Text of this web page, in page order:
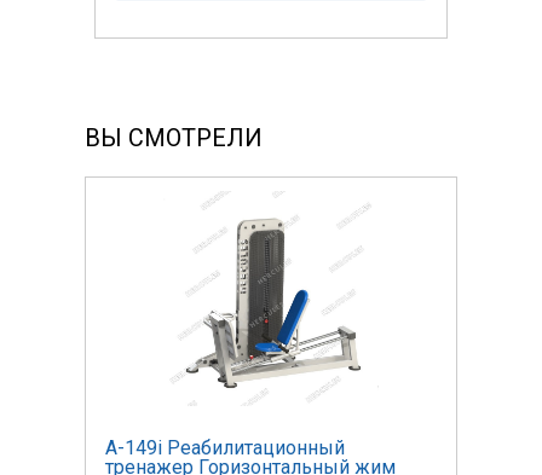
ВЫ СМОТРЕЛИ
А-149i Реабилитационный
тренажер Горизонтальный жим